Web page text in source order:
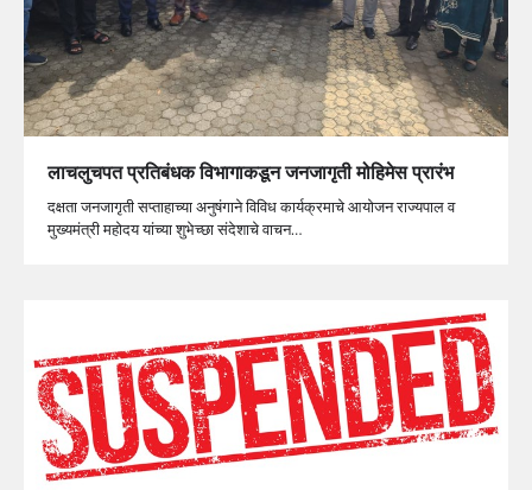
लाचलुचपत प्रतिबंधक विभागाकडून जनजागृती मोहिमेस प्रारंभ
दक्षता जनजागृती सप्ताहाच्या अनुषंगाने विविध कार्यक्रमाचे आयोजन राज्यपाल व
मुख्यमंत्री महोदय यांच्या शुभेच्छा संदेशाचे वाचन…